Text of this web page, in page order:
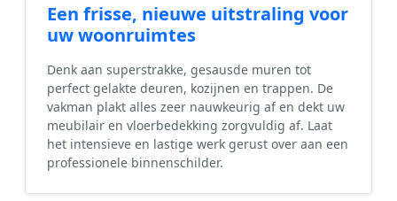
Een frisse, nieuwe uitstraling voor
uw woonruimtes
Denk aan superstrakke, gesausde muren tot
perfect gelakte deuren, kozijnen en trappen. De
vakman plakt alles zeer nauwkeurig af en dekt uw
meubilair en vloerbedekking zorgvuldig af. Laat
het intensieve en lastige werk gerust over aan een
professionele binnenschilder.